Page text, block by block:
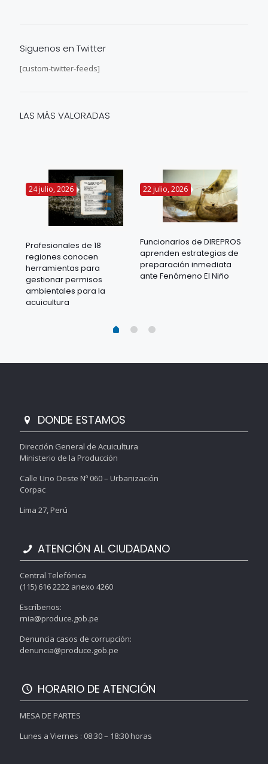
Siguenos en Twitter
[custom-twitter-feeds]
LAS MÁS VALORADAS
24 julio, 2026
Profesionales de 18
regiones conocen
herramientas para
gestionar permisos
ambientales para la
acuicultura
22 julio, 2026
Funcionarios de DIREPROS
aprenden estrategias de
preparación inmediata
ante Fenómeno El Niño
DONDE ESTAMOS
Dirección General de Acuicultura
Ministerio de la Producción
Calle Uno Oeste Nº 060 – Urbanización
Corpac
Lima 27, Perú
ATENCIÓN AL CIUDADANO
Central Telefónica
(115) 616 2222 anexo 4260
Escríbenos:
rnia@produce.gob.pe
Denuncia casos de corrupción:
denuncia@produce.gob.pe
HORARIO DE ATENCIÓN
MESA DE PARTES
Lunes a Viernes : 08:30 – 18:30 horas